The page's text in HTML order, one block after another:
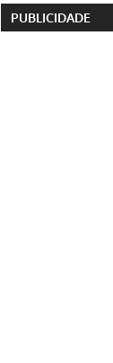
PUBLICIDADE